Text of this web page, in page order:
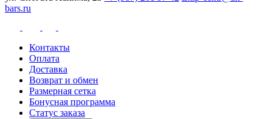
bars.ru
Контакты
Оплата
Доставка
Возврат и обмен
Размерная сетка
Бонусная программа
Статус заказа